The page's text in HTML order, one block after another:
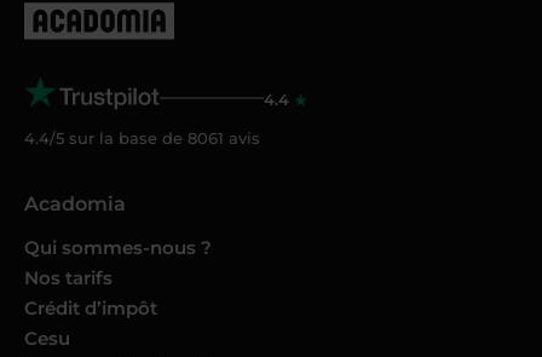
4.4
4.4/5 sur la base de 8061 avis
Acadomia
Qui sommes-nous ?
Nos tarifs
Crédit d’impôt
Cesu